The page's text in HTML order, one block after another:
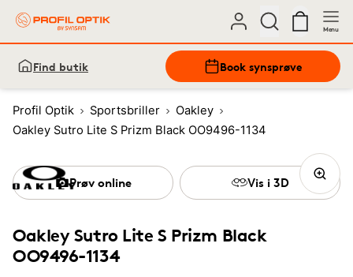
Menu
Find butik Book synsprøve
Profil Optik Sportsbriller
Oakley
Oakley Sutro Lite S Prizm Black OO9496-1134
Oakley Sutro Lite S Prizm Black
OO9496-1134
Prøv online Vis i 3D